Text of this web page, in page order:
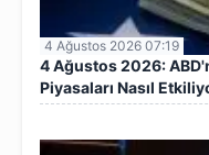
4 Ağustos 2026 07:19
4 Ağustos 2026:
Piyasaları Nasıl